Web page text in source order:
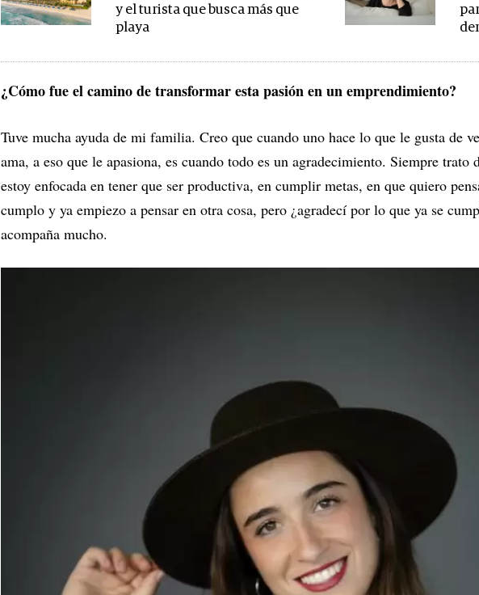
y el turista que busca más que
playa
¿Cómo fue el camino de transformar esta pasión en un emprendimiento?
Tuve mucha ayuda de mi familia. Creo que cuando uno hace lo que le gusta de
ama, a eso que le apasiona, es cuando todo es un agradecimiento. Siempre
estoy enfocada en tener que ser productiva, en cumplir metas, en que quiero
cumplo y ya empiezo a pensar en otra cosa, pero ¿agradecí por lo que ya se
acompaña mucho.